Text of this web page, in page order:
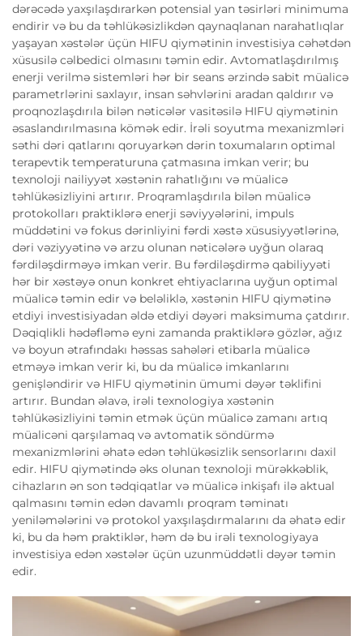
dərəcədə yaxşılaşdırarkən potensial yan təsirləri minimuma
endirir və bu da təhlükəsizlikdən qaynaqlanan narahatlıqlar
yaşayan xəstələr üçün HIFU qiymətinin investisiya cəhətdən
xüsusilə cəlbedici olmasını təmin edir. Avtomatlaşdırılmış
enerji verilmə sistemləri hər bir seans ərzində sabit müalicə
parametrlərini saxlayır, insan səhvlərini aradan qaldırır və
proqnozlaşdırıla bilən nəticələr vasitəsilə HIFU qiymətinin
əsaslandırılmasına kömək edir. İrəli soyutma mexanizmləri
səthi dəri qatlarını qoruyarkən dərin toxumaların optimal
terapevtik temperaturuna çatmasına imkan verir; bu
texnoloji nailiyyət xəstənin rahatlığını və müalicə
təhlükəsizliyini artırır. Proqramlaşdırıla bilən müalicə
protokolları praktiklərə enerji səviyyələrini, impuls
müddətini və fokus dərinliyini fərdi xəstə xüsusiyyətlərinə,
dəri vəziyyətinə və arzu olunan nəticələrə uyğun olaraq
fərdiləşdirməyə imkan verir. Bu fərdiləşdirmə qabiliyyəti
hər bir xəstəyə onun konkret ehtiyaclarına uyğun optimal
müalicə təmin edir və beləliklə, xəstənin HIFU qiymətinə
etdiyi investisiyadan əldə etdiyi dəyəri maksimuma çatdırır.
Dəqiqlikli hədəfləmə eyni zamanda praktiklərə gözlər, ağız
və boyun ətrafındakı həssas sahələri etibarla müalicə
etməyə imkan verir ki, bu da müalicə imkanlarını
genişləndirir və HIFU qiymətinin ümumi dəyər təklifini
artırır. Bundan əlavə, irəli texnologiya xəstənin
təhlükəsizliyini təmin etmək üçün müalicə zamanı artıq
müalicəni qarşılamaq və avtomatik söndürmə
mexanizmlərini əhatə edən təhlükəsizlik sensorlarını daxil
edir. HIFU qiymətində əks olunan texnoloji mürəkkəblik,
cihazların ən son tədqiqatlar və müalicə inkişafı ilə aktual
qalmasını təmin edən davamlı proqram təminatı
yeniləmələrini və protokol yaxşılaşdırmalarını da əhatə edir
ki, bu da həm praktiklər, həm də bu irəli texnologiyaya
investisiya edən xəstələr üçün uzunmüddətli dəyər təmin
edir.